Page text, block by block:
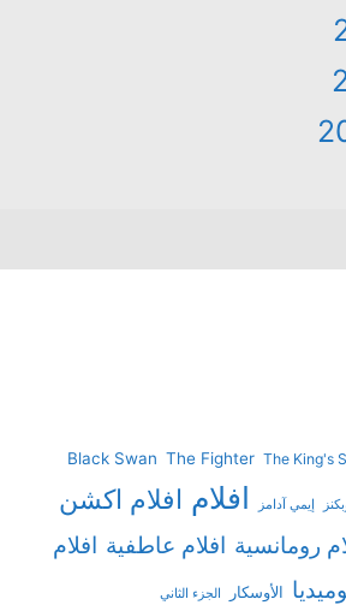
Black Swan The Fighter The King's
إيمي آدامز افلام افلام اكشن
رومانسية افلام عاطفية افلام
الأوسكار الجزء الثاني